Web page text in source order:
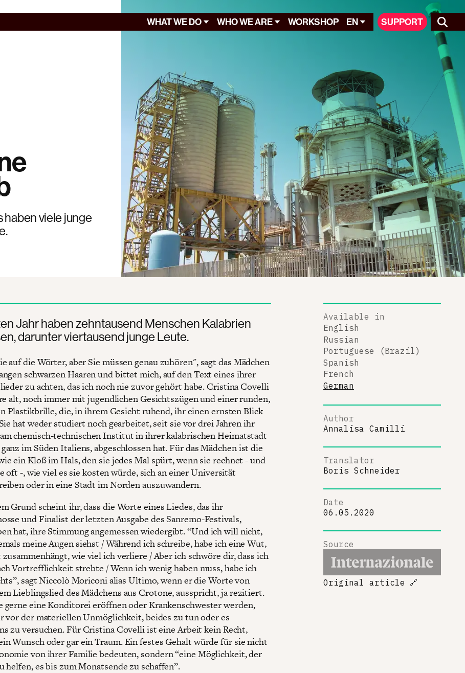
WHAT WE DO WHO WE ARE WORKSHOP EN SUPPORT
haben viele junge
Jahr haben zehntausend Menschen Kalabrien
darunter viertausend junge Leute.
auf die Wörter, aber Sie müssen genau zuhören", sagt das Mädchen
schwarzen Haaren und bittet mich, auf den Text eines ihrer
zu achten, das ich noch nie zuvor gehört habe. Cristina Covelli
alt, noch immer mit jugendlichen Gesichtszügen und einer runden,
Plastikbrille, die, in ihrem Gesicht ruhend, ihr einen ernsten Blick
hat weder studiert noch gearbeitet, seit sie vor drei Jahren ihr
chemisch-technischen Institut in ihrer kalabrischen Heimatstadt
im Süden Italiens, abgeschlossen hat. Für das Mädchen ist die
ein Kloß im Hals, den sie jedes Mal spürt, wenn sie rechnet - und
oft -, wie viel es sie kosten würde, sich an einer Universität
oder in eine Stadt im Norden auszuwandern.
Grund scheint ihr, dass die Worte eines Liedes, das ihr
und Finalist der letzten Ausgabe des Sanremo-Festivals,
hat, ihre Stimmung angemessen wiedergibt. “Und ich will nicht,
meine Augen siehst / Während ich schreibe, habe ich eine Wut,
wie viel ich verliere / Aber ich schwöre dir, dass ich
Vortrefflichkeit strebte / Wenn ich wenig haben muss, habe ich
sagt Niccolò Moriconi alias Ultimo, wenn er die Worte von
Lieblingslied des Mädchens aus Crotone, ausspricht, ja rezitiert.
gerne eine Konditorei eröffnen oder Krankenschwester werden,
vor der materiellen Unmöglichkeit, beides zu tun oder es
zu versuchen. Für Cristina Covelli ist eine Arbeit kein Recht,
Wunsch oder gar ein Traum. Ein festes Gehalt würde für sie nicht
von ihrer Familie bedeuten, sondern “eine Möglichkeit, der
helfen, es bis zum Monatsende zu schaffen”.
Available in
English
Russian
Portuguese (Brazil)
Spanish
French
German
Author
Annalisa Camilli
Translator
Boris Schneider
Date
06.05.2020
Source
Original article 🔗